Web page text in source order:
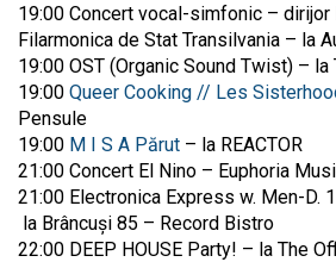
19:00 Concert vocal-simfonic – dirijor
Filarmonica de Stat Transilvania – la
19:00 OST (Organic Sound Twist) – la
19:00 Queer Cooking // Les
Pensule
19:00 M I S A Părut – la REACTOR
21:00 Concert El Nino – Euphoria
21:00 Electronica Express w. Men-D.
la Brâncuși 85 – Record Bistro
22:00 DEEP HOUSE Party! – la The